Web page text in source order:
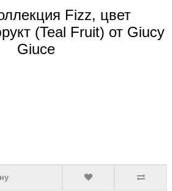
Fizz, цвет
(Teal Fruit) от Giucy
Giuce